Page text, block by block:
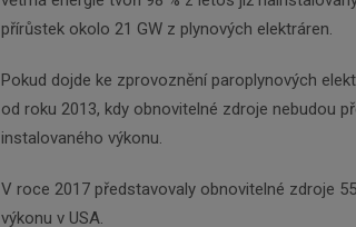
přírůstek okolo 21 GW z plynových elektráren.
Pokud dojde ke zprovoznění paroplynových
od roku 2013, kdy obnovitelné zdroje nebudou
instalovaného výkonu.
V roce 2017 představovaly obnovitelné zdroje
výkonu v USA.